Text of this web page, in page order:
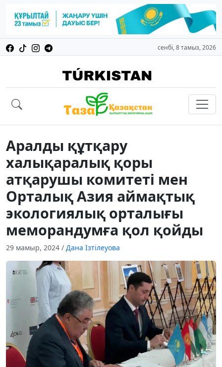
сенбі, 8 тамыз, 2026
Аралды құтқару
халықаралық қоры
атқарушы комитеті мен
Орталық Азия аймақтық
экологиялық орталығы
меморандумға қол қойды
29 мамыр, 2024 / Дана Ізтілеуова